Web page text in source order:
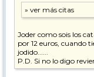
Joder como sois los
por 12 euros, cuando
jodido......
P.D. Si no lo digo